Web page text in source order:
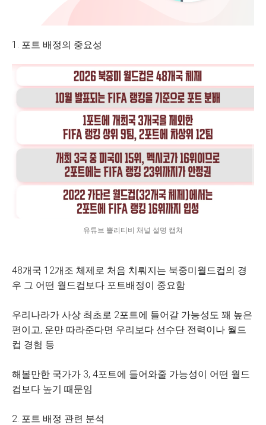
1. 포트 배정의 중요성
유튜브 뽈리티비 채널 설명 캡쳐
48개국 12개조 체제로 처음 치뤄지는 북중미월드컵의 경
우 그 어떤 월드컵보다 포트배정이 중요함
우리나라가 사상 최초로 2포트에 들어갈 가능성도 꽤 높은
편이고, 운만 따라준다면 우리보다 선수단 전력이나 월드
컵 경험 등
해볼만한 국가가 3, 4포트에 들어와줄 가능성이 어떤 월드
컵보다 높기 때문임
2. 포트 배정 관련 분석